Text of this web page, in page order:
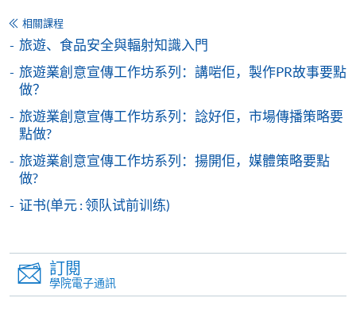
Mastercard卡」）繳付學費。
*香港大學專業進修學院Mastercard卡持有人如欲享用十個
如欲了解如何於網上報讀新課程及繳費，請瀏覽網上
申請/報讀指南 :
-短期課程
報讀同一學歷頒授課程內其他單元
相關課程
旅遊、食品安全與輻射知識入門
旅遊業創意宣傳工作坊系列：講啱佢，製作PR故事要點
做？
旅遊業創意宣傳工作坊系列：諗好佢，市場傳播策略要
點做?
旅遊業創意宣傳工作坊系列：揚開佢，媒體策略要點
做?
证书(单元 : 领队试前训练)
訂閱
學院電子通訊